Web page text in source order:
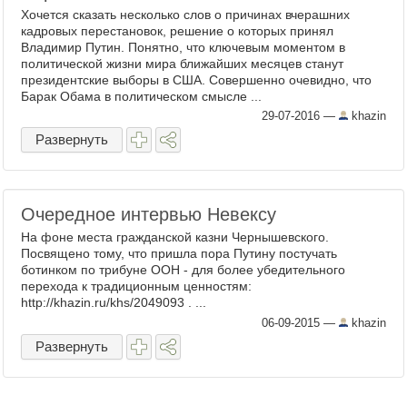
Хочется сказать несколько слов о причинах вчерашних
кадровых перестановок, решение о которых принял
Владимир Путин. Понятно, что ключевым моментом в
политической жизни мира ближайших месяцев станут
президентские выборы в США. Совершенно очевидно, что
Барак Обама в политическом смысле ...
29-07-2016 — khazin
Развернуть
Очередное интервью Невексу
На фоне места гражданской казни Чернышевского.
Посвящено тому, что пришла пора Путину постучать
ботинком по трибуне ООН - для более убедительного
перехода к традиционным ценностям:
http://khazin.ru/khs/2049093 . ...
06-09-2015 — khazin
Развернуть